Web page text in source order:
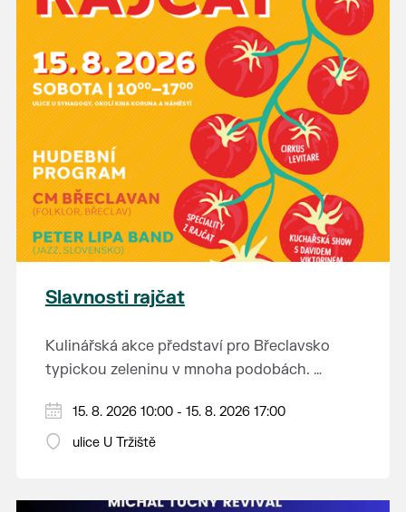
Slavnosti rajčat
Kulinářská akce představí pro Břeclavsko
typickou zeleninu v mnoha podobách.
Swingalia.
Vstup volný.
15. 8. 2026 10:00 - 15. 8. 2026 17:00
ulice U Tržiště